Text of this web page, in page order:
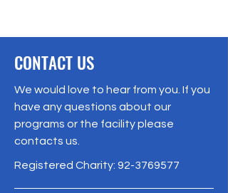
CONTACT US
We would love to hear from you. If you
have any questions about our
programs or the facility please
contacts us.
Registered Charity: 92-3769577